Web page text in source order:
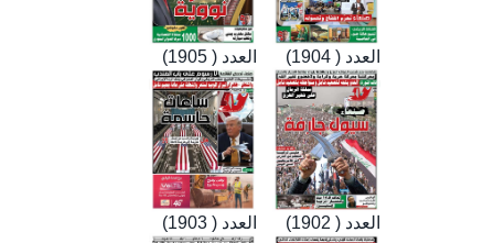
العدد ( 1905) العدد ( 1904)
العدد ( 1903) العدد ( 1902)